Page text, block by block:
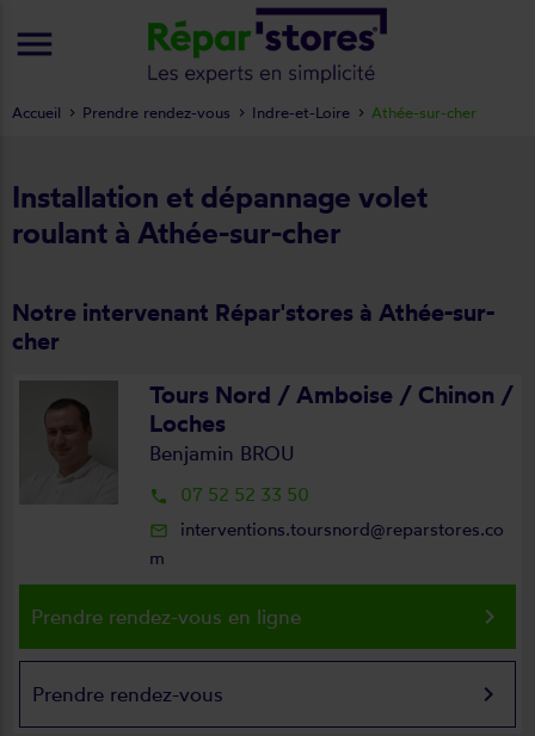
Installation et dépannage volet
roulant à Athée-sur-cher
Notre intervenant Répar'stores à Athée-sur-
cher
Tours Nord / Amboise / Chinon /
Loches
Benjamin BROU
local_phone 07 52 52 33 50
mail_outline
interventions.toursnord@reparstores.co
m
Prendre rendez-vous en ligne keyboard_arrow_right
Prendre rendez-vous keyboard_arrow_right
Accueil Prendre rendez-vous Indre-et-Loire Athée-sur-cher
menu